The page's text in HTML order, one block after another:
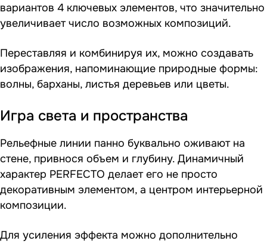
вариантов 4 ключевых элементов, что значительно
увеличивает число возможных композиций.
Переставляя и комбинируя их, можно создавать
изображения, напоминающие природные формы:
волны, барханы, листья деревьев или цветы.
Игра света и пространства
Рельефные линии панно буквально оживают на
стене, привнося объем и глубину. Динамичный
характер PERFECTO делает его не просто
декоративным элементом, а центром интерьерной
композиции.
Для усиления эффекта можно дополнительно